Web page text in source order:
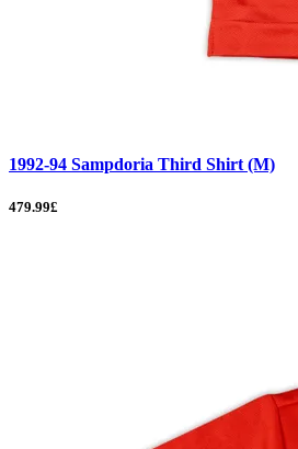
1992-94 Sampdoria Third Shirt (M)
479.99£